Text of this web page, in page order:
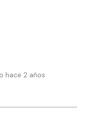
hace 2 años